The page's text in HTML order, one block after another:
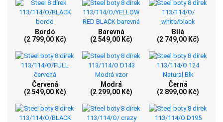
Bordó
(2 799,00 Kč)
Barevná
(2 549,00 Kč)
Bílá
(2 749,00 Kč)
Červená
(2 549,00 Kč)
Modrá
(2 299,00 Kč)
Černá
(2 899,00 Kč)